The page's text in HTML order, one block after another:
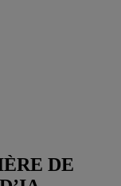
DE